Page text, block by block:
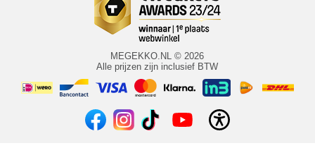
MEGEKKO.NL © 2026
Alle prijzen zijn inclusief BTW